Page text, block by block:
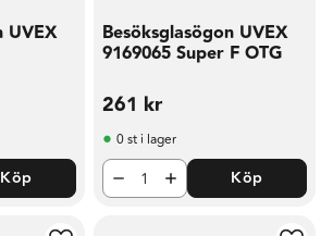
UVEX
Köp
Besöksglasögon UVEX
9169065 Super F OTG
261 kr
0 st i lager
Köp